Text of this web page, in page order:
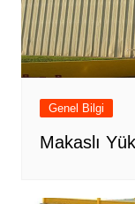
Genel Bilgi
Makaslı